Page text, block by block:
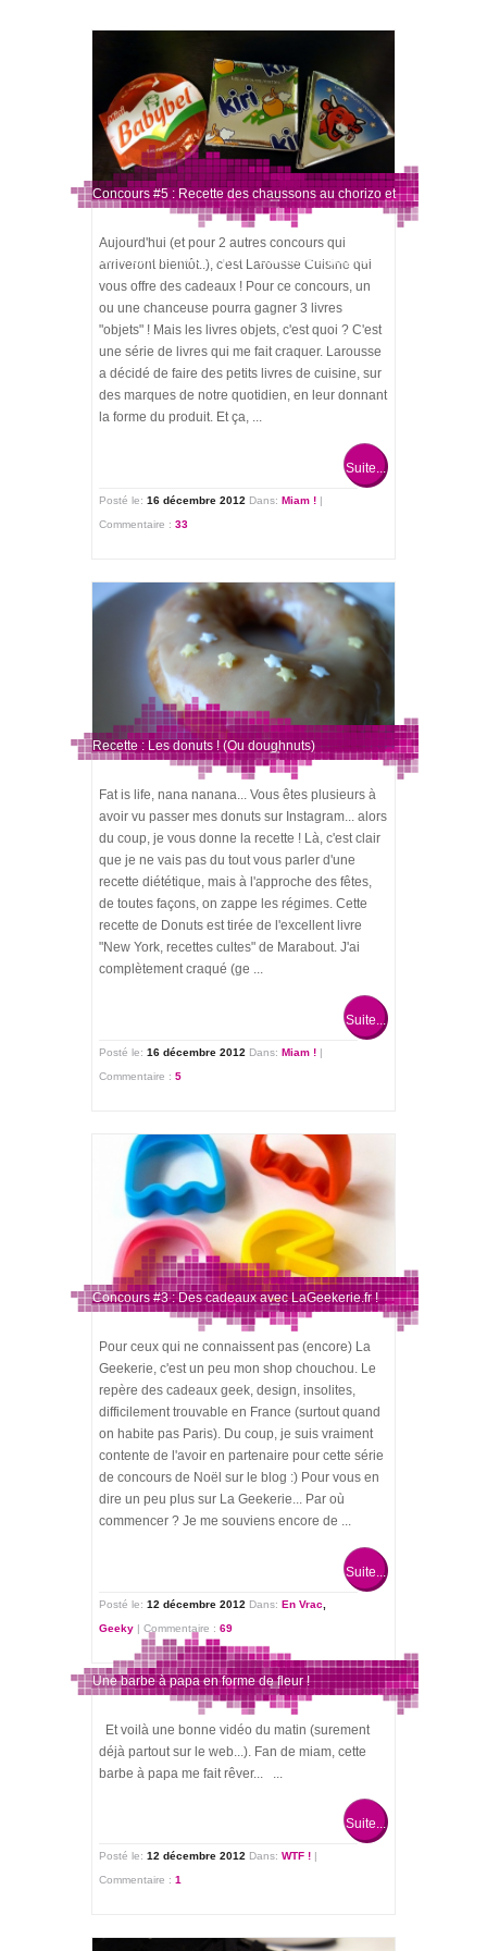
Concours #5 : Recette des chaussons au chorizo et
vache qui rit… Avec 3 livres Larousse à gagner !
Aujourd'hui (et pour 2 autres concours qui
arriveront bientôt..), c'est Larousse Cuisine qui
vous offre des cadeaux ! Pour ce concours, un
ou une chanceuse pourra gagner 3 livres
"objets" ! Mais les livres objets, c'est quoi ? C'est
une série de livres qui me fait craquer. Larousse
a décidé de faire des petits livres de cuisine, sur
des marques de notre quotidien, en leur donnant
la forme du produit. Et ça, ...
Suite...
Posté le: 16 décembre 2012 Dans: Miam ! |
Commentaire : 33
Recette : Les donuts ! (Ou doughnuts)
Fat is life, nana nanana... Vous êtes plusieurs à
avoir vu passer mes donuts sur Instagram... alors
du coup, je vous donne la recette ! Là, c'est clair
que je ne vais pas du tout vous parler d'une
recette diététique, mais à l'approche des fêtes,
de toutes façons, on zappe les régimes. Cette
recette de Donuts est tirée de l'excellent livre
"New York, recettes cultes" de Marabout. J'ai
complètement craqué (ge ...
Suite...
Posté le: 16 décembre 2012 Dans: Miam ! |
Commentaire : 5
Concours #3 : Des cadeaux avec LaGeekerie.fr !
Pour ceux qui ne connaissent pas (encore) La
Geekerie, c'est un peu mon shop chouchou. Le
repère des cadeaux geek, design, insolites,
difficilement trouvable en France (surtout quand
on habite pas Paris). Du coup, je suis vraiment
contente de l'avoir en partenaire pour cette série
de concours de Noël sur le blog :) Pour vous en
dire un peu plus sur La Geekerie... Par où
commencer ? Je me souviens encore de ...
Suite...
Posté le: 12 décembre 2012 Dans: En Vrac
Geeky | Commentaire : 69
Une barbe à papa en forme de fleur !
Et voilà une bonne vidéo du matin (surement
déjà partout sur le web...). Fan de miam, cette
barbe à papa me fait rêver... ...
Suite...
Posté le: 12 décembre 2012 Dans: WTF ! |
Commentaire : 1